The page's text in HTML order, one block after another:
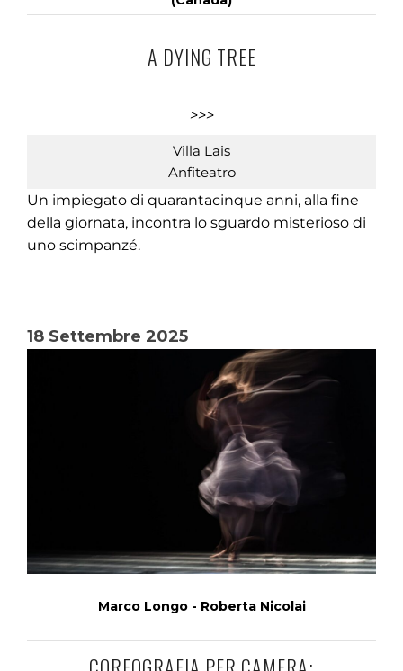
A DYING TREE
>>>
Villa Lais
Anfiteatro
Un impiegato di quarantacinque anni, alla fine
della giornata, incontra lo sguardo misterioso di
uno scimpanzé.
18 Settembre 2025
Marco Longo - Roberta Nicolai